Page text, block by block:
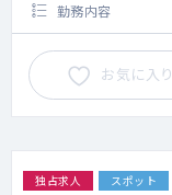
勤務内容
お気に入り
独占求人 スポット